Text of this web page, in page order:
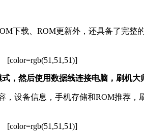
下载、ROM更新外，还具备了完整
[color=rgb(51,51,51)]
，然后使用数据线连接电脑，刷机大
设备信息，手机存储和ROM推荐
[color=rgb(51,51,51)]